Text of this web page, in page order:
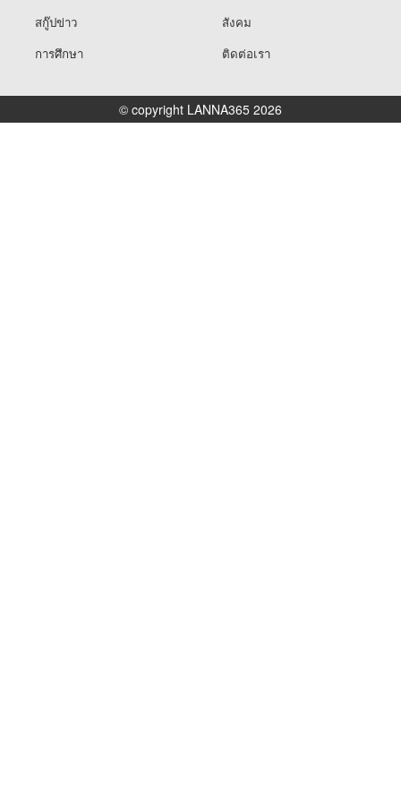
สกู๊ปข่าว
สังคม
การศึกษา
ติดต่อเรา
© copyright LANNA365 2026